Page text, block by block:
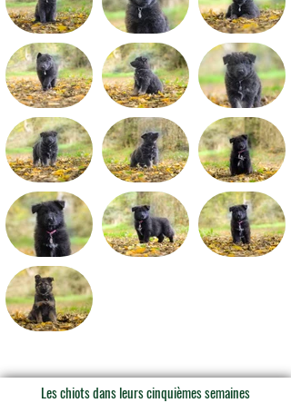
Les chiots dans leurs cinquièmes semaines